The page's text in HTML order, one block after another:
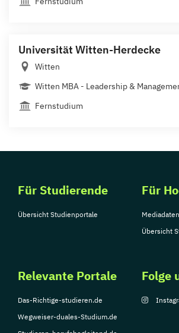
Universität Witten-Herdecke
Witten
Witten MBA - Leadership &
Fernstudium
Für Studierende
Übersicht Studienportale
Für
Mediadaten
Übersicht
Relevante Portale
Das-Richtige-studieren.de
Wegweiser-duales-Studium.de
Folge